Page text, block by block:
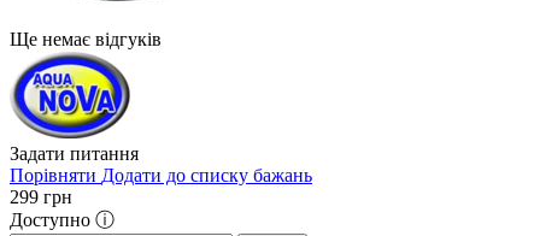
Ще немає відгуків
Задати питання
Порівняти Додати до списку бажань
299 грн
Доступно ⓘ